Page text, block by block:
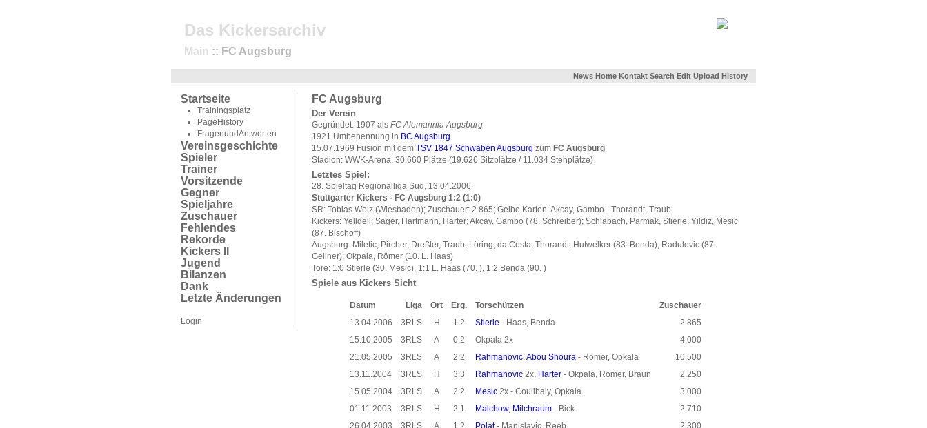
Das Kickersarchiv
Main :: FC Augsburg
News Home Kontakt Search Edit Upload History
Startseite
Trainingsplatz
PageHistory
FragenundAntworten
Vereinsgeschichte
Spieler
Trainer
Vorsitzende
Gegner
Spieljahre
Zuschauer
Fehlendes
Rekorde
Kickers II
Jugend
Bilanzen
Dank
Letzte Änderungen
Login
FC Augsburg
Der Verein
Gegründet: 1907 als FC Alemannia Augsburg
1921 Umbenennung in BC Augsburg
15.07.1969 Fusion mit dem TSV 1847 Schwaben Augsburg zum FC Augsburg
Stadion: WWK-Arena, 30.660 Plätze (19.626 Sitzplätze / 11.034 Stehplätze)
Letztes Spiel:
28. Spieltag Regionalliga Süd, 13.04.2006
Stuttgarter Kickers - FC Augsburg 1:2 (1:0)
SR: Tobias Welz (Wiesbaden); Zuschauer: 2.865; Gelbe Karten: Akcay, Gambo - Thorandt, Traub
Kickers: Yelldell; Sager, Hartmann, Härter; Akcay, Gambo (78. Schreiber); Schlabach, Parmak, Stierle; Yildiz, Mesic
(87. Bischoff)
Augsburg: Miletic; Pircher, Dreßler, Traub; Löring, da Costa; Thorandt, Hutwelker (83. Benda), Radulovic (87.
Gellner); Okpala, Römer (10. L. Haas)
Tore: 1:0 Stierle (30. Mesic), 1:1 L. Haas (70. ), 1:2 Benda (90. )
Spiele aus Kickers Sicht
Datum Liga Ort Erg. Torschützen
Zuschauer
13.04.2006
3RLS H 1:2 Stierle - Haas, Benda
2.865
15.10.2005
3RLS A 0:2 Okpala 2x
4.000
21.05.2005
3RLS A 2:2 Rahmanovic,Abou Shoura - Römer, Opkala
10.500
13.11.2004
3RLS H 3:3 Rahmanovic 2x, Härter - Okpala, Römer, Braun
2.250
15.05.2004
3RLS A 2:2 Mesic 2x - Coulibaly, Opkala
3.000
01.11.2003
3RLS H 2:1 Malchow, Milchraum - Bick
2.710
26.04.2003
3RLS A 1:2 Polat- Manislavic, Reeb
2.300